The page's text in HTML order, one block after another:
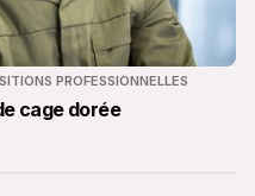
PROFESSIONNELLES
cage dorée